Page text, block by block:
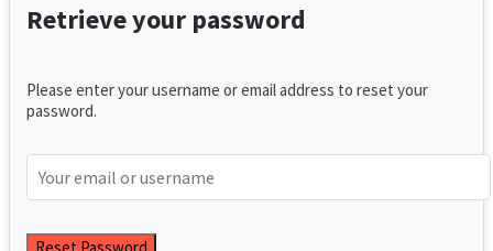
Retrieve your password
Please enter your username or email address to reset your
password.